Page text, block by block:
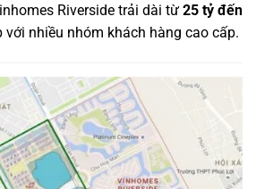
Riverside trải dài từ 25 tỷ đến
với nhiều nhóm khách hàng cao cấp.